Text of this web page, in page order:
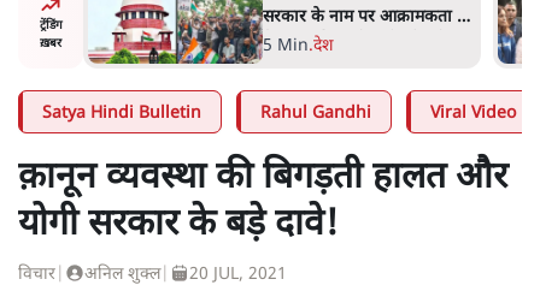
ट्रेंडिंग
ख़बर
न
सुने':
प्रताड़ित किया जा रहा है, पर मोदी-
शाह में बोलने की हिम्मत नहीं'-
7 Min.देश
Satya Hindi Bulletin Rahul Gandhi Viral Video
क़ानून व्यवस्था की बिगड़ती हालत और
योगी सरकार के बड़े दावे!
विचार अनिल शुक्ल| 20 JUL, 2021